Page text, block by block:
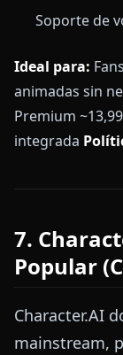
Soporte de
Ideal para:
animadas sin
Premium
integrada
7.
Popular
Character.AI
mainstream,